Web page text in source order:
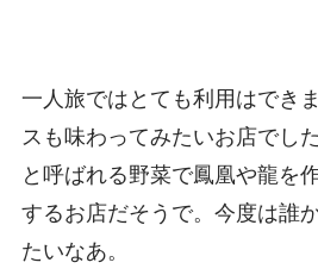
一人旅ではとても利用はでき
スも味わってみたいお店でし
と呼ばれる野菜で鳳凰や龍を
するお店だそうで。今度は誰
たいなあ。